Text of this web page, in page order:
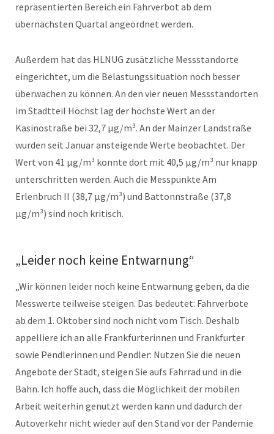
repräsentierten Bereich ein Fahrverbot ab dem
übernächsten Quartal angeordnet werden.
Außerdem hat das HLNUG zusätzliche Messstandorte
eingerichtet, um die Belastungssituation noch besser
überwachen zu können. An den vier neuen Messstandorten
im Stadtteil Höchst lag der höchste Wert an der
Kasinostraße bei 32,7 µg/m³. An der Mainzer Landstraße
wurden seit Januar ansteigende Werte beobachtet. Der
Wert von 41 µg/m³ konnte dort mit 40,5 µg/m³ nur knapp
unterschritten werden. Auch die Messpunkte Am
Erlenbruch II (38,7 µg/m³) und Battonnstraße (37,8
µg/m³) sind noch kritisch.
„Leider noch keine Entwarnung“
„Wir können leider noch keine Entwarnung geben, da die
Messwerte teilweise steigen. Das bedeutet: Fahrverbote
ab dem 1. Oktober sind noch nicht vom Tisch. Deshalb
appelliere ich an alle Frankfurterinnen und Frankfurter
sowie Pendlerinnen und Pendler: Nutzen Sie die neuen
Angebote der Stadt, steigen Sie aufs Fahrrad und in die
Bahn. Ich hoffe auch, dass die Möglichkeit der mobilen
Arbeit weiterhin genutzt werden kann und dadurch der
Autoverkehr nicht wieder auf den Stand vor der Pandemie